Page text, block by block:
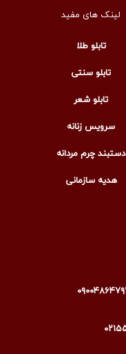
لینک های مفید
تابلو طلا
تابلو سنتی
تابلو شعر
سرویس زنانه
دستبند چرم مردانه
هدیه سازمانی